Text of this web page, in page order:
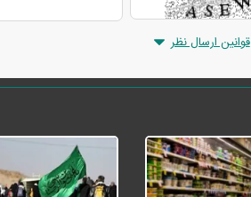
قوانین ارسال نظر